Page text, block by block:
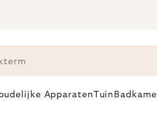
ApparatenTuin